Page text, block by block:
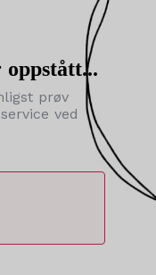
prøv
ved